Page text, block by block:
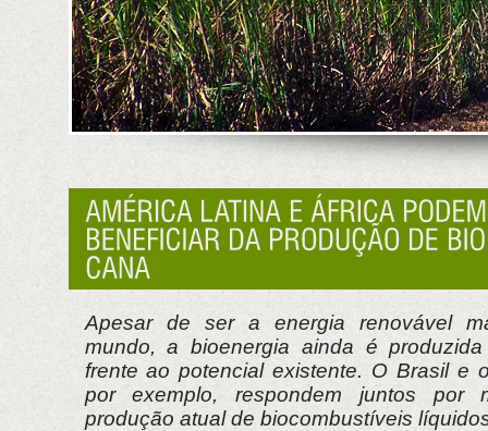
Apesar de ser a energia renovável
mundo, a bioenergia ainda é
frente ao potencial existente. O Brasil e
por exemplo, respondem juntos
produção atual de biocombustíveis